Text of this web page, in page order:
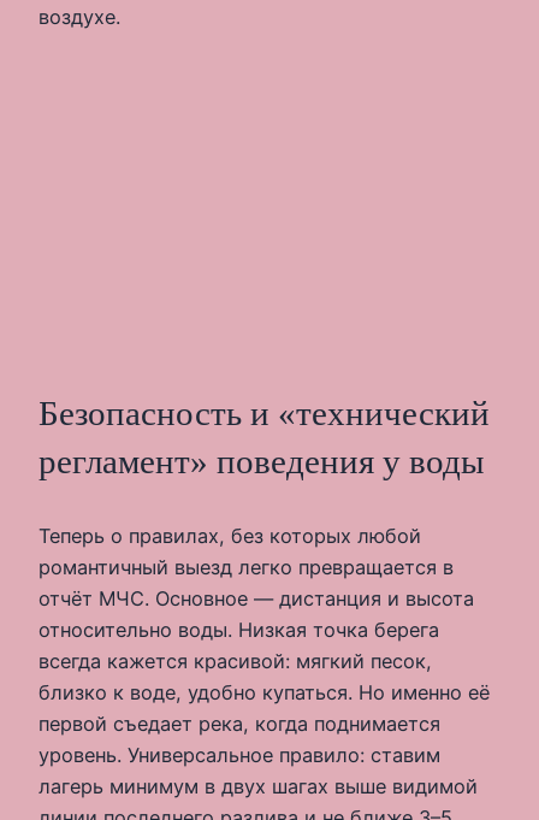
воздухе.
Безопасность и «технический
регламент» поведения у воды
Теперь о правилах, без которых любой
романтичный выезд легко превращается в
отчёт МЧС. Основное — дистанция и высота
относительно воды. Низкая точка берега
всегда кажется красивой: мягкий песок,
близко к воде, удобно купаться. Но именно её
первой съедает река, когда поднимается
уровень. Универсальное правило: ставим
лагерь минимум в двух шагах выше видимой